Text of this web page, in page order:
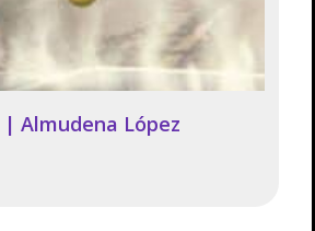
Almudena López